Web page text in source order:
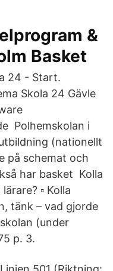
&
Basket
24 - Start.
Skola 24 Gävle
Polhemskolan i
(nationellt
på schemat och
har basket Kolla
▫ Kolla
tänk – vad gjorde
(under
p. 3.